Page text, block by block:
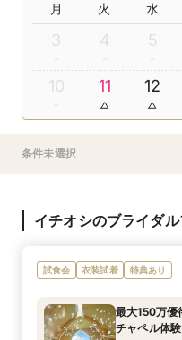
月 火 水
3 4 5
10 11 12
条件未選択
イチオシのブライダ
試食会 衣装試着 特典あり
最大150万優
チャペル体験